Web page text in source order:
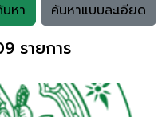
หา ค้นหาแบบละเอียด
รายการ